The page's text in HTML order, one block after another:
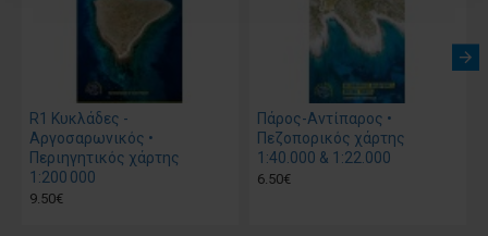
R1 Κυκλάδες -
Αργοσαρωνικός •
Περιηγητικός χάρτης
1:200 000
9.50€
Πάρος-Αντίπαρος •
Πεζοπορικός χάρτης
1:40.000 & 1:22.000
6.50€